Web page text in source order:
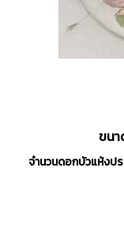
ขนา
จำนวนดอกบัวแห้งป